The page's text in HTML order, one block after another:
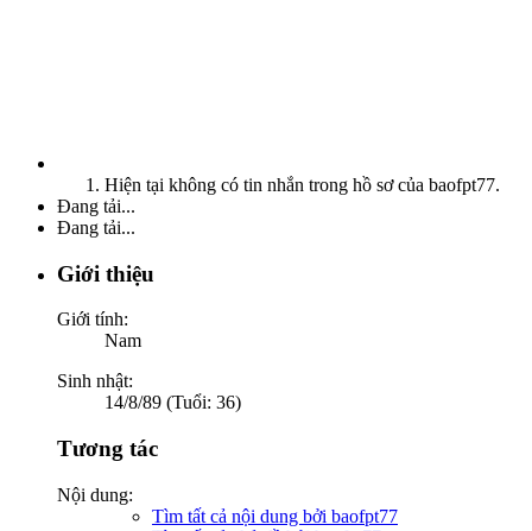
Hiện tại không có tin nhắn trong hồ sơ của baofpt77.
Đang tải...
Đang tải...
Giới thiệu
Giới tính:
Nam
Sinh nhật:
14/8/89 (Tuổi: 36)
Tương tác
Nội dung:
Tìm tất cả nội dung bởi baofpt77